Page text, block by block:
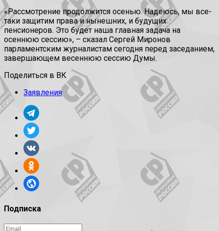
«Рассмотрение продолжится осенью. Надеюсь, мы все-
таки защитим права и нынешних, и будущих
пенсионеров. Это будет наша главная задача на
осеннюю сессию», – сказал Сергей Миронов
парламентским журналистам сегодня перед заседанием,
завершающем весеннюю сессию Думы.
Поделиться в ВК
Заявления
Подписка